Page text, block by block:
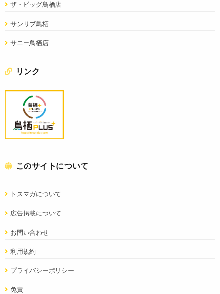
ザ・ビッグ鳥栖店
サンリブ鳥栖
サニー鳥栖店
リンク
このサイトについて
トスマガについて
広告掲載について
お問い合わせ
利用規約
プライバシーポリシー
免責